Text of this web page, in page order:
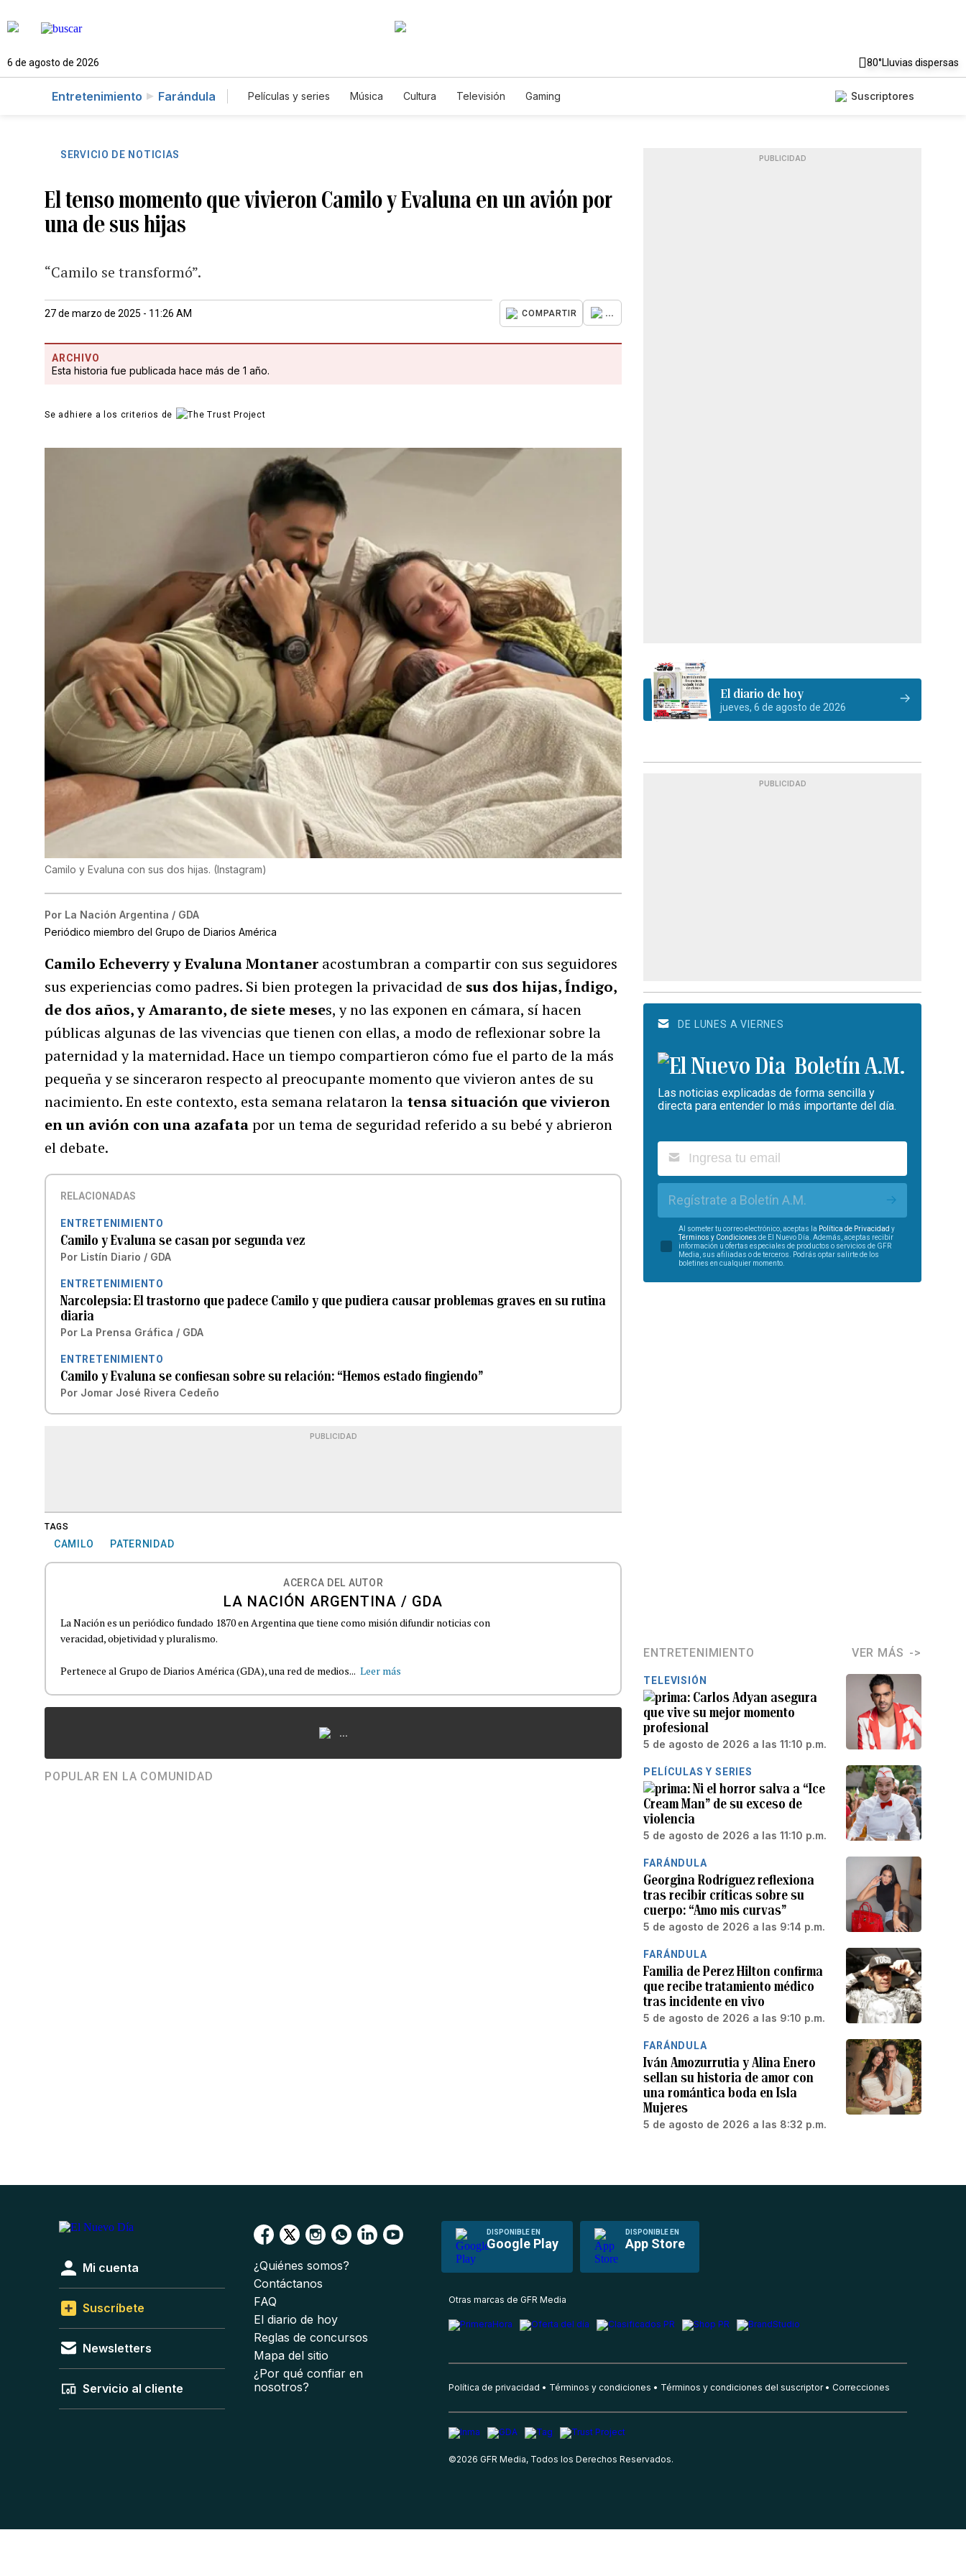
6 de agosto de 2026 80°Lluvias dispersas
Entretenimiento Farándula Películas y series Música Cultura Televisión Gaming Suscriptores
SERVICIO DE NOTICIAS
El tenso momento que vivieron Camilo y Evaluna en un avión por
una de sus hijas
“Camilo se transformó”.
27 de marzo de 2025 - 11:26 AM COMPARTIR ...
ARCHIVO
Esta historia fue publicada hace más de 1 año.
Se adhiere a los criterios de
Camilo y Evaluna con sus dos hijas. (Instagram)
Por La Nación Argentina / GDA
Periódico miembro del Grupo de Diarios América
Camilo Echeverry y Evaluna Montaner acostumbran a compartir con sus seguidores
sus experiencias como padres. Si bien protegen la privacidad de sus dos hijas, Índigo,
de dos años, y Amaranto, de siete meses, y no las exponen en cámara, sí hacen
públicas algunas de las vivencias que tienen con ellas, a modo de reflexionar sobre la
paternidad y la maternidad. Hace un tiempo compartieron cómo fue el parto de la más
pequeña y se sinceraron respecto al preocupante momento que vivieron antes de su
nacimiento. En este contexto, esta semana relataron la tensa situación que vivieron
en un avión con una azafatapor un tema de seguridad referido a su bebé y abrieron
el debate.
RELACIONADAS
ENTRETENIMIENTO
Camilo y Evaluna se casan por segunda vez
Por Listín Diario / GDA
ENTRETENIMIENTO
Narcolepsia: El trastorno que padece Camilo y que pudiera causar problemas graves en su rutina
diaria
Por La Prensa Gráfica / GDA
ENTRETENIMIENTO
Camilo y Evaluna se confiesan sobre su relación: “Hemos estado fingiendo”
Por Jomar José Rivera Cedeño
PUBLICIDAD
TAGS
CAMILO PATERNIDAD
ACERCA DEL AUTOR
LA NACIÓN ARGENTINA / GDA
La Nación es un periódico fundado 1870 en Argentina que tiene como misión difundir noticias con
veracidad, objetividad y pluralismo.
Pertenece al Grupo de Diarios América (GDA), una red de medios... Leer más
...
POPULAR EN LA COMUNIDAD
PUBLICIDAD
El diario de hoy
jueves, 6 de agosto de 2026
PUBLICIDAD
DE LUNES A VIERNES
Boletín A.M.
Las noticias explicadas de forma sencilla y
directa para entender lo más importante del día.
Regístrate a Boletín A.M.
Al someter tu correo electrónico, aceptas la Política de Privacidad y
Términos y Condiciones de El Nuevo Día. Además, aceptas recibir
información u ofertas especiales de productos o servicios de GFR
Media, sus afiliadas o de terceros. Podrás optar salirte de los
boletines en cualquier momento.
ENTRETENIMIENTO VER MÁS
TELEVISIÓN
Carlos Adyan asegura
que vive su mejor momento
profesional
5 de agosto de 2026 a las 11:10 p.m.
PELÍCULAS Y SERIES
Ni el horror salva a “Ice
Cream Man” de su exceso de
violencia
5 de agosto de 2026 a las 11:10 p.m.
FARÁNDULA
Georgina Rodríguez reflexiona
tras recibir críticas sobre su
cuerpo: “Amo mis curvas”
5 de agosto de 2026 a las 9:14 p.m.
FARÁNDULA
Familia de Perez Hilton confirma
que recibe tratamiento médico
tras incidente en vivo
5 de agosto de 2026 a las 9:10 p.m.
FARÁNDULA
Iván Amozurrutia y Alina Enero
sellan su historia de amor con
una romántica boda en Isla
Mujeres
5 de agosto de 2026 a las 8:32 p.m.
DISPONIBLE EN
Google Play
DISPONIBLE EN
App Store
Mi cuenta
Suscríbete
Newsletters
Servicio al cliente
¿Quiénes somos?
Contáctanos
FAQ
El diario de hoy
Reglas de concursos
Mapa del sitio
¿Por qué confiar en
nosotros?
Otras marcas de GFR Media
Política de privacidad Términos y condiciones Términos y condiciones del suscriptor Correcciones
©2026 GFR Media, Todos los Derechos Reservados.